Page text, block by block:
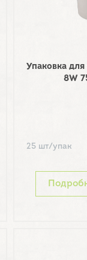
Упаковка
8W
25 шт/упак